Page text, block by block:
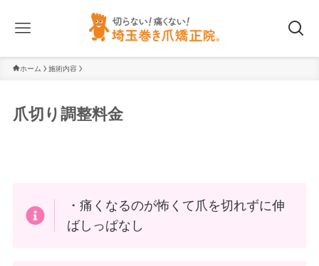
ホーム 施術内容
爪切り調整料金
・痛くなるのが怖くて爪を切れずに伸
ばしっぱなし